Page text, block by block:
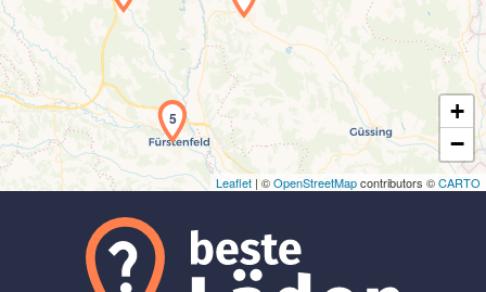
5
+
−
Leaflet | ©OpenStreetMapcontributors ©CARTO